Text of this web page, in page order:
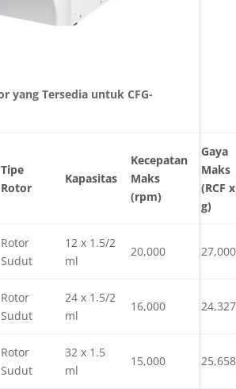
yang Tersedia untuk CFG-
Tipe
Rotor
Kapasitas
Kecepatan
Maks
(rpm)
Gaya
Maks
(RCF x
g)
Rotor
Sudut
12 x 1.5/2
ml
20,000 27,000
Rotor
Sudut
24 x 1.5/2
ml
16,000 24,327
Rotor
Sudut
32 x 1.5
ml
15,000 25,658